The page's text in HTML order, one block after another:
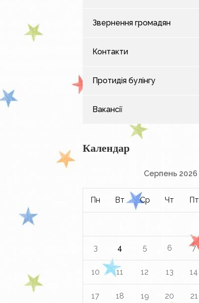
Звернення громадян
Контакти
Протидія булінгу
Вакансії
Календар
Серпень 2026
Пн Вт Ср Чт Пт
3 4 5 6 7
10 11 12 13 14
17 18 19 20 21